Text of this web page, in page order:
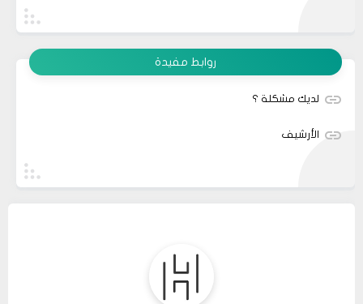
روابط مفيدة
لديك مشكلة ؟
الأرشيف